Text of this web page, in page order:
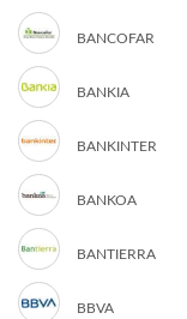
BANCOFAR
BANKIA
BANKINTER
BANKOA
BANTIERRA
BBVA